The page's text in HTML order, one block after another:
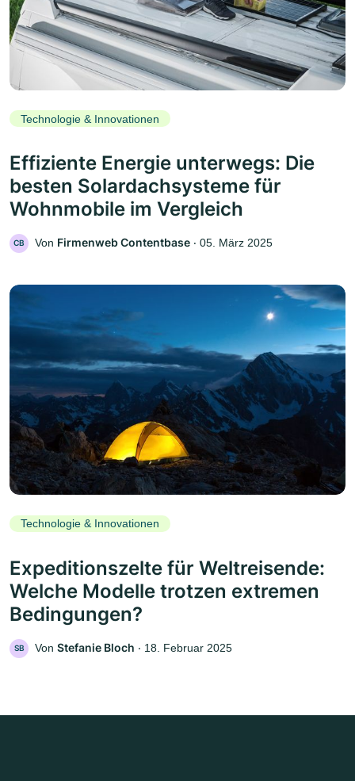
Technologie & Innovationen
Effiziente Energie unterwegs: Die
besten Solardachsysteme für
Wohnmobile im Vergleich
CB Von Firmenweb Contentbase ‧ 05. März 2025
Technologie & Innovationen
Expeditionszelte für Weltreisende:
Welche Modelle trotzen extremen
Bedingungen?
SB Von Stefanie Bloch ‧ 18. Februar 2025